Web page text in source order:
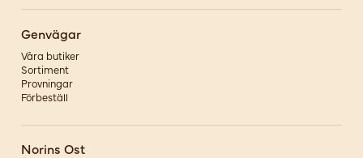
Genvägar
Våra butiker
Sortiment
Provningar
Förbeställ
Norins Ost